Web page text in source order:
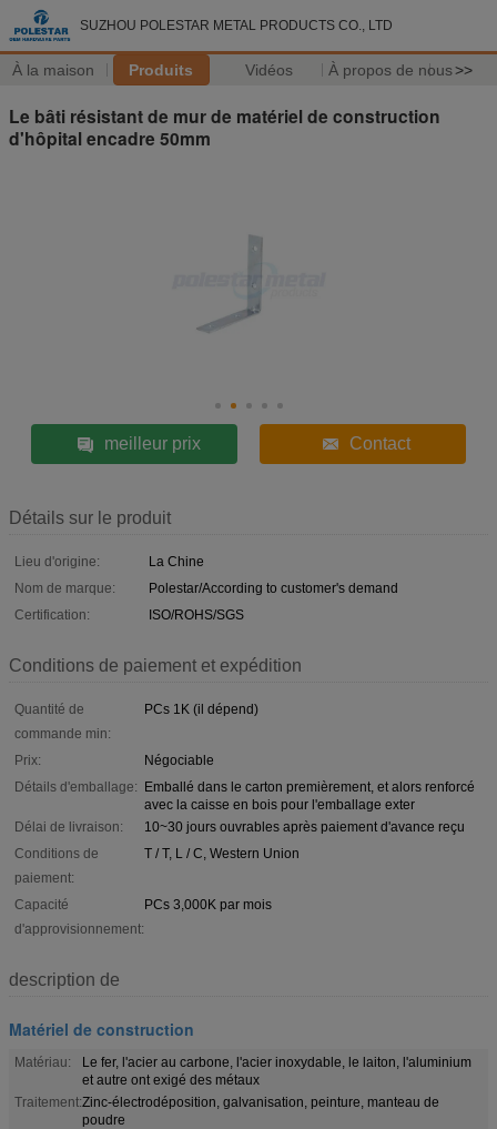
SUZHOU POLESTAR METAL PRODUCTS CO., LTD
À la maison Produits Vidéos À propos de nous>>
Le bâti résistant de mur de matériel de construction
d'hôpital encadre 50mm
meilleur prix Contact
Détails sur le produit
Lieu d'origine:
La Chine
Nom de marque:
Polestar/According to customer's demand
Certification:
ISO/ROHS/SGS
Conditions de paiement et expédition
Quantité de
commande min:
PCs 1K (il dépend)
Prix:
Négociable
Détails d'emballage: Emballé dans le carton premièrement, et alors renforcé
avec la caisse en bois pour l'emballage exter
Délai de livraison:
10~30 jours ouvrables après paiement d'avance reçu
Conditions de
paiement:
T / T, L / C, Western Union
Capacité
d'approvisionnement:
PCs 3,000K par mois
description de
Matériel de construction
Matériau:
Le fer, l'acier au carbone, l'acier inoxydable, le laiton, l'aluminium
et autre ont exigé des métaux
Traitement:Zinc-électrodéposition, galvanisation, peinture, manteau de
poudre